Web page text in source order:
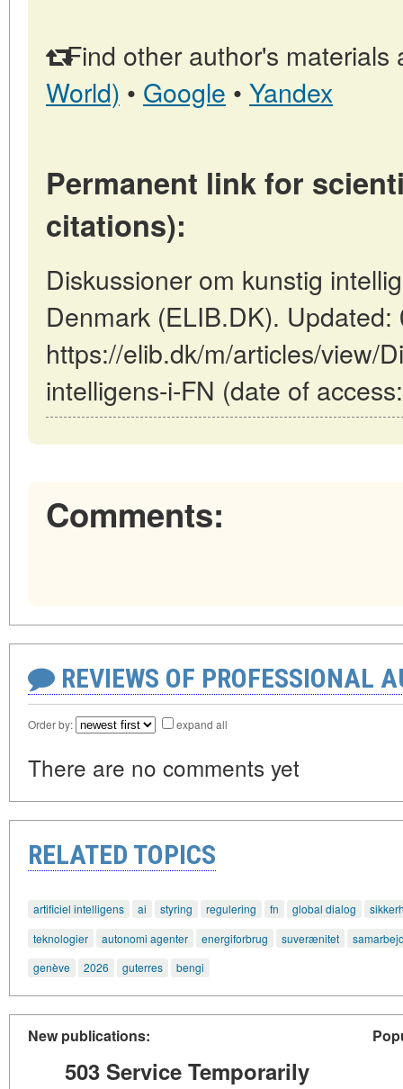
Find other author's materials
World) • Google • Yandex
Permanent link for
citations):
Diskussioner om kunstig
Denmark (ELIB.DK).
https://elib.dk/m/articles/view/
intelligens-i-FN (date of
Comments:
REVIEWS OF PROFESSIONAL
Order by: expand all
There are no comments yet
RELATED TOPICS
artificiel intelligens ai styring regulering fn global dialog
teknologier
autonomi agenter energiforbrug suverænitet
genève
2026 guterres bengi
New publications:
503 Service Temporarily